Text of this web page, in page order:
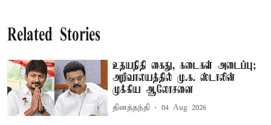
Related Stories
உதயநிதி கைது, கடைகள் அடைப்பு;
அறிவாலயத்தில் மு.க. ஸ்டாலின்
முக்கிய ஆலோசனை
தினத்தந்தி 04 Aug 2026